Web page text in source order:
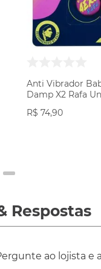
Anti Vibrador
Damp X2 Rafa
Amarelo/Roxo
R$ 74,90
Respostas
ao lojista e